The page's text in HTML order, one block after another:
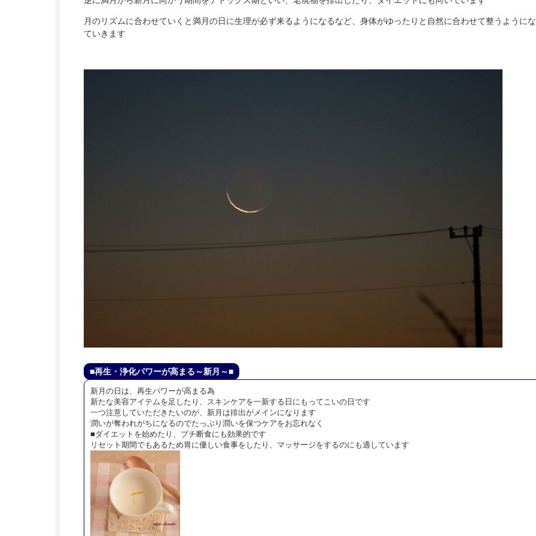
月のリズムに合わせていくと満月の日に生理が必ず来るようになるなど、身体がゆったりと自然に合わせて整うように
ていきます
■再生・浄化パワーが高まる～新月～■
新月の日は、再生パワーが高まる為
新たな美容アイテムを足したり、スキンケアを一新する日にもってこいの日です
一つ注意していただきたいのが、新月は排出がメインになります
潤いが奪われがちになるのでたっぷり潤いを保つケアをお忘れなく
■ダイエットを始めたり、プチ断食にも効果的です
リセット期間でもあるため胃に優しい食事をしたり、マッサージをするのにも適しています